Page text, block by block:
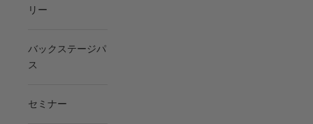
リー
バックステージパ
ス
セミナー